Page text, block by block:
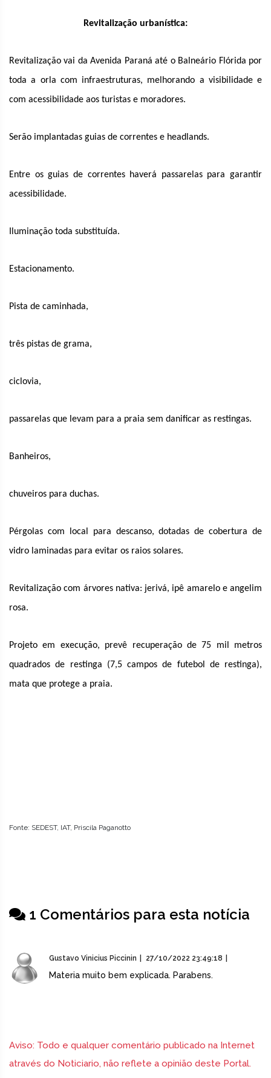
Revitalização urbanística:
Revitalização vai da Avenida Paraná até o Balneário Flórida por
toda a orla com infraestruturas, melhorando a visibilidade e
com acessibilidade aos turistas e moradores.
Serão implantadas guias de correntes e headlands.
Entre os guias de correntes haverá passarelas para garantir
acessibilidade.
Iluminação toda substituída.
Estacionamento.
Pista de caminhada,
três pistas de grama,
ciclovia,
passarelas que levam para a praia sem danificar as restingas.
Banheiros,
chuveiros para duchas.
Pérgolas com local para descanso, dotadas de cobertura de
vidro laminadas para evitar os raios solares.
Revitalização com árvores nativa: jerivá, ipê amarelo e angelim
rosa.
Projeto em execução, prevê recuperação de 75 mil metros
quadrados de restinga (7,5 campos de futebol de restinga),
mata que protege a praia.
Fonte: SEDEST, IAT, Priscila Paganotto
1 Comentários para esta notícia
Gustavo Vinicius Piccinin 27/10/2022 23:49:18
Materia muito bem explicada. Parabens.
Aviso: Todo e qualquer comentário publicado na Internet
através do Noticiario, não reflete a opinião deste Portal.